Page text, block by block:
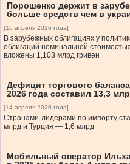
Порошенко держит в
больше средств чем в
[16 апреля 2026 года]
В зарубежных облигациях у
облигаций номинальной
вложены 1,103 млрд гривен
Дефицит торгового
2026 года составил 13,3
[14 апреля 2026 года]
Странами-лидерами по импорту
млрд и Турция — 1,6 млрд
Мобильный оператор